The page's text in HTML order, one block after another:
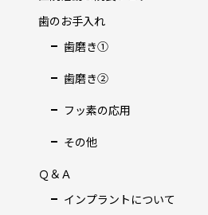
歯のお手入れ
歯磨き①
歯磨き②
フッ素の応用
その他
Ｑ＆Ａ
インプラントについて